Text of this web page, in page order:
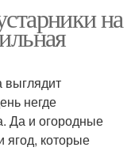
на
выглядит
негде
Да и огородные
ягод, которые